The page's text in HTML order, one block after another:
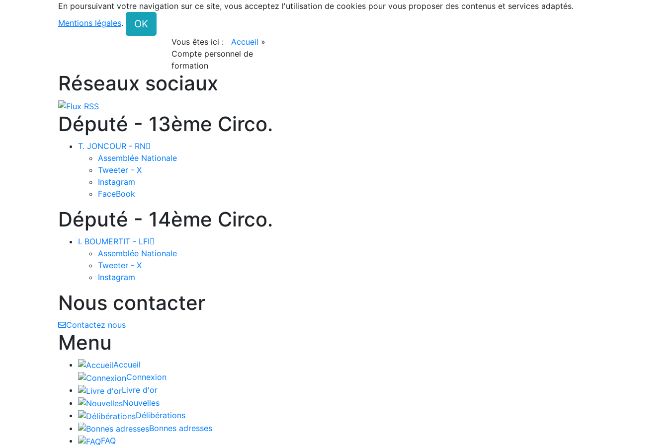
En poursuivant votre navigation sur ce site, vous acceptez l'utilisation de cookies pour vous proposer des contenus et services adaptés.
Mentions légales. OK
Vous êtes ici : Accueil »
Compte personnel de
formation
Réseaux sociaux
Député - 13ème Circo.
T. JONCOUR - RN
Assemblée Nationale
Tweeter - X
Instagram
FaceBook
Député - 14ème Circo.
I. BOUMERTIT - LFI
Assemblée Nationale
Tweeter - X
Instagram
Nous contacter
Contactez nous
Menu
Accueil
Connexion
Livre d'or
Nouvelles
Délibérations
Bonnes adresses
FAQ